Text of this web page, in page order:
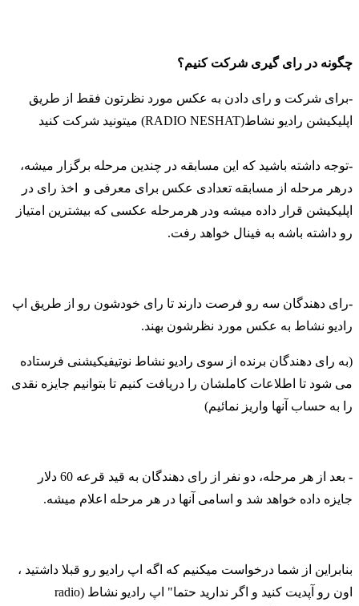
چگونه در رای گیری شرکت کنیم؟
-برای شرکت و رای دادن به عکس مورد نظرتون فقط از طریق
اپلیکیشن رادیو نشاط(RADIO NESHAT) میتونید شرکت کنید
-توجه داشته باشید که این مسابقه در چندین مرحله برگزار میشه،
درهر مرحله از مسابقه تعدادی عکس برای معرفی و اخذ رای در
اپلیکیشن قرار داده میشه ودر هرمرحله عکسی که بیشترین امتیاز
رو داشته باشه به فینال خواهد رفت.
-رای دهندگان سه رو فرصت دارند تا رای خودشون رو از طریق اپ
رادیو نشاط به عکس مورد نظرشون بهند.
(به رای دهندگان برنده از سوی رادیو نشاط نوتیفیکیشنی فرستاده
می شود تا اطلاعات کاملشان را دریافت کنیم تا بتوانیم جایزه نقدی
را به حساب آنها واریز نمائیم)
-
بعد از هر مرحله، دو نفر از رای دهندگان به قید قرعه 60 دلار
جایزه داده خواهد شد و اسامی آنها در هر مرحله اعلام میشه.
بنابراین از شما درخواست میکنیم که اگه اپ رادیو رو قبلا داشتید ،
اون رو آپدیت کنید و اگر ندارید حتما" اپ رادیو نشاط (radio